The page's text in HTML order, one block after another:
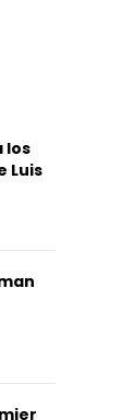
los
Luis